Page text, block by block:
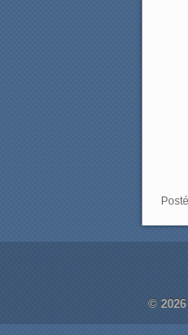
© 2026